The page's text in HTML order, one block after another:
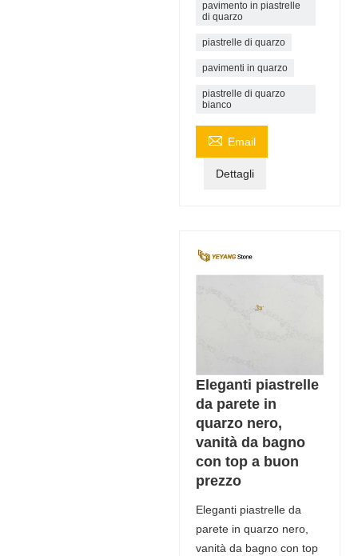
pavimento in piastrelle
di quarzo
piastrelle di quarzo
pavimenti in quarzo
piastrelle di quarzo
bianco
 Email
Dettagli
Eleganti piastrelle
da parete in
quarzo nero,
vanità da bagno
con top a buon
prezzo
Eleganti piastrelle da
parete in quarzo nero,
vanità da bagno con top